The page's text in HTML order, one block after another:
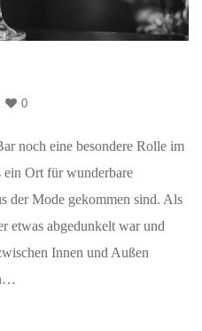
0
noch eine besondere Rolle im
ein Ort für wunderbare
der Mode gekommen sind. Als
etwas abgedunkelt war und
Innen und Außen